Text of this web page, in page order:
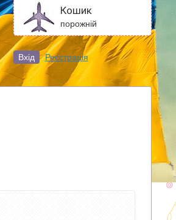
Кошик
порожній
Вхід Реєстрація